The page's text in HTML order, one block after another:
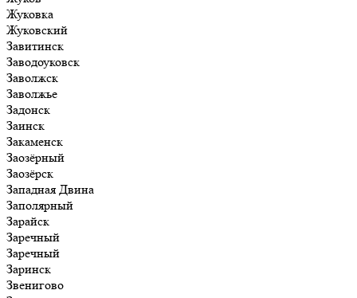
Жуковка
Жуковский
Завитинск
Заводоуковск
Заволжск
Заволжье
Задонск
Заинск
Закаменск
Заозёрный
Заозёрск
Западная Двина
Заполярный
Зарайск
Заречный
Заречный
Заринск
Звенигово